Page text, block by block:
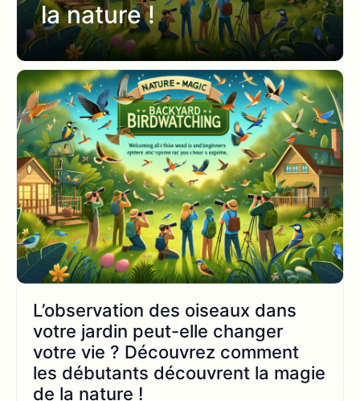
la nature !
L’observation des oiseaux dans
votre jardin peut-elle changer
votre vie ? Découvrez comment
les débutants découvrent la magie
de la nature !